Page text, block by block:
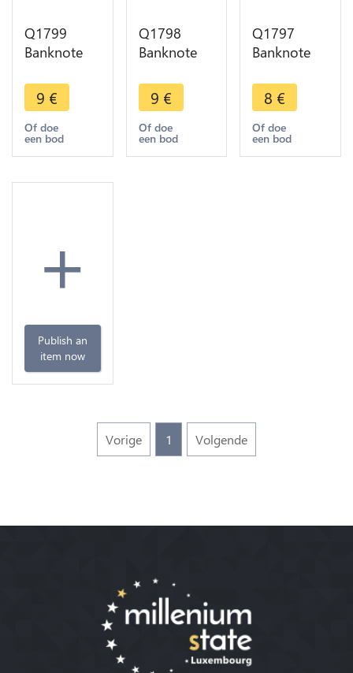
Q1799
Banknote
Liban 5
Livres 1982
UNC ->
Make offer
9 €
Of doe
een bod
Q1798
Banknote
Liban 5
Livres 1978
UNC ->
Make offer
9 €
Of doe
een bod
Q1797
Banknote
Livre
Colonnes
Baalbek
Grotte Jeita
8 €
Of doe
een bod
+
Publish an
item now
Vorige 1 Volgende